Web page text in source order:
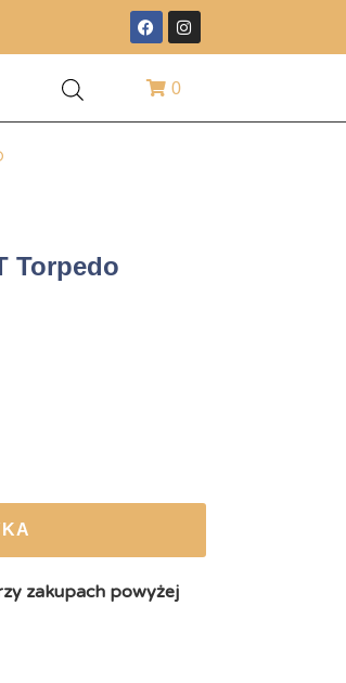
0
Torpedo
zakupach powyżej